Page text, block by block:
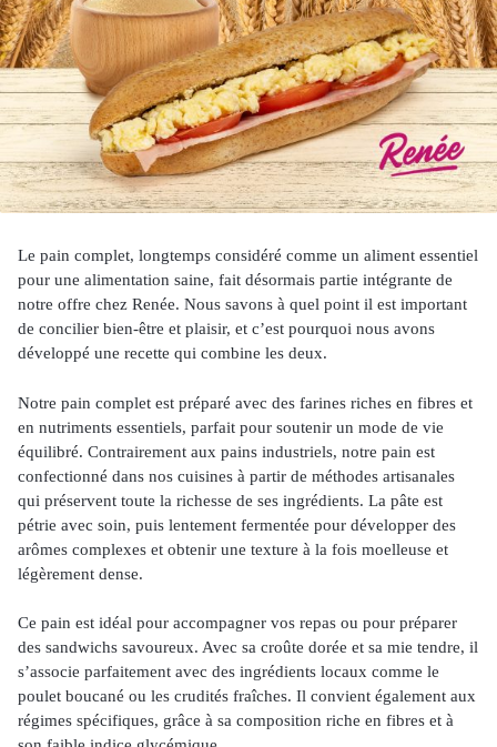
Le pain complet, longtemps considéré comme un aliment essentiel
pour une alimentation saine, fait désormais partie intégrante de
notre offre chez Renée. Nous savons à quel point il est important
de concilier bien-être et plaisir, et c’est pourquoi nous avons
développé une recette qui combine les deux.
Notre pain complet est préparé avec des farines riches en fibres et
en nutriments essentiels, parfait pour soutenir un mode de vie
équilibré. Contrairement aux pains industriels, notre pain est
confectionné dans nos cuisines à partir de méthodes artisanales
qui préservent toute la richesse de ses ingrédients. La pâte est
pétrie avec soin, puis lentement fermentée pour développer des
arômes complexes et obtenir une texture à la fois moelleuse et
légèrement dense.
Ce pain est idéal pour accompagner vos repas ou pour préparer
des sandwichs savoureux. Avec sa croûte dorée et sa mie tendre, il
s’associe parfaitement avec des ingrédients locaux comme le
poulet boucané ou les crudités fraîches. Il convient également aux
régimes spécifiques, grâce à sa composition riche en fibres et à